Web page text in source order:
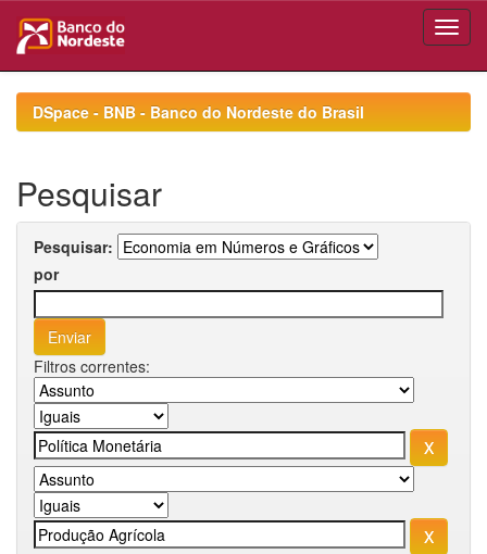
navigationDSpace - BNB - Banco do Nordeste do Brasil
Pesquisar
Pesquisar:
por
Filtros correntes: